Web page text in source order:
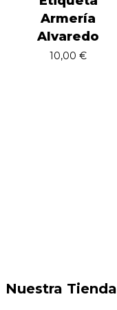
Armería
Alvaredo
10,00€
Nuestra Tienda